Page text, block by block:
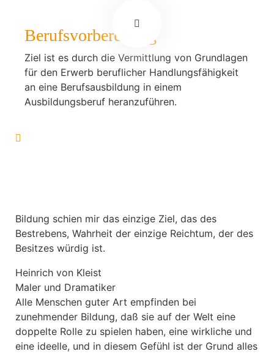
Berufsvorbereitung
Ziel ist es durch die Vermittlung von Grundlagen
für den Erwerb beruflicher Handlungsfähigkeit
an eine Berufsausbildung in einem
Ausbildungsberuf heranzuführen.
Bildung schien mir das einzige Ziel, das des
Bestrebens, Wahrheit der einzige Reichtum, der des
Besitzes würdig ist.
Heinrich von Kleist
Maler und Dramatiker
Alle Menschen guter Art empfinden bei
zunehmender Bildung, daß sie auf der Welt eine
doppelte Rolle zu spielen haben, eine wirkliche und
eine ideelle, und in diesem Gefühl ist der Grund alles